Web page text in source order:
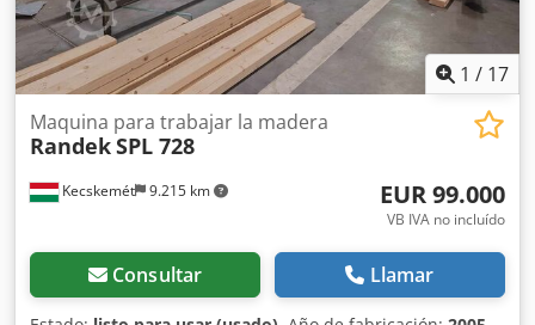
1 / 17
Kecskemét 9.215 km
Maquina para trabajar la madera
RandekSPL 728
EUR 99.000
VB IVA no incluído
Consultar Llamar